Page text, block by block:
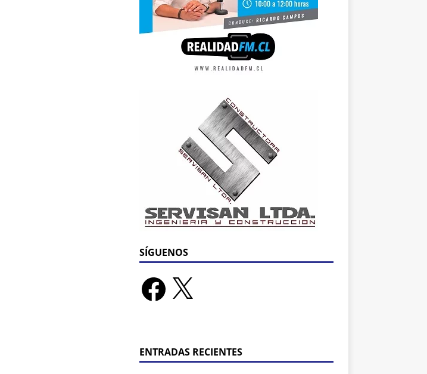
SÍGUENOS
ENTRADAS RECIENTES